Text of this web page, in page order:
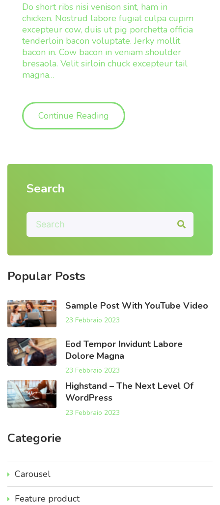
Do short ribs nisi venison sint, ham in
chicken. Nostrud labore fugiat culpa cupim
excepteur cow, duis ut pig porchetta officia
tenderloin bacon voluptate. Jerky mollit
bacon in. Cow bacon in veniam shoulder
bresaola. Velit sirloin chuck excepteur tail
magna…
Continue Reading "Sample Post With
Search
S
a
c
:
Popular Posts
Sample Post With YouTube Video
23 Febbraio 2023
Eod Tempor Invidunt Labore
Dolore Magna
23 Febbraio 2023
Highstand – The Next Level Of
WordPress
23 Febbraio 2023
Categorie
Carousel
Feature product